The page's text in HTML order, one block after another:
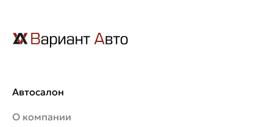
Автосалон
О компании